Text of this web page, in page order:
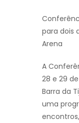
para dois
Arena
A
28 e 29
Barra da
uma